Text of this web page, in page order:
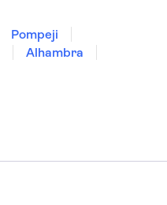
Pompeji
Alhambra